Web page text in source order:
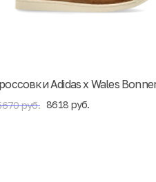
Adidas x Wales
руб. 8618 руб.